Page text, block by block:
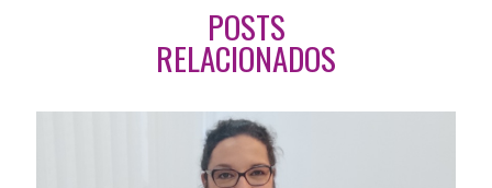
POSTS
RELACIONADOS